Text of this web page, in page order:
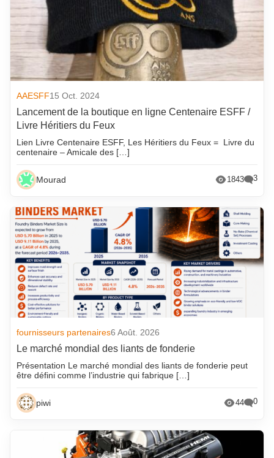
AAESFF15 Oct. 2024
Lancement de la boutique en ligne Centenaire ESFF /
Livre Héritiers du Feux
Lien Livre Centenaire ESFF, Les Héritiers du Feux = Livre du
centenaire – Amicale des […]
Mourad 1843 3
fournisseurs partenaires6 Août. 2026
Le marché mondial des liants de fonderie
Présentation Le marché mondial des liants de fonderie peut
être défini comme l’industrie qui fabrique […]
piwi 44 0